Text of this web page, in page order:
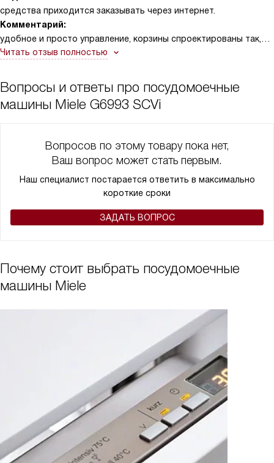
средства приходится заказывать через интернет.
Комментарий:
удобное и просто управление, корзины спроектированы так,
что можно разместить все компактно. По первому
Читать отзыв полностью
Вопросы и ответы про посудомоечные
машины Miele G6993 SCVi
Вопросов по этому товару пока нет,
Ваш вопрос может стать первым.
Наш специалист постарается ответить в максимально
короткие сроки
ЗАДАТЬ ВОПРОС
Почему стоит выбрать посудомоечные
машины Miele